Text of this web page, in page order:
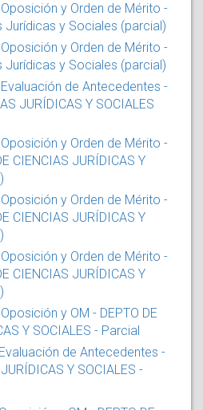
y Orden de Mérito -
Jurídicas y Sociales (parcial)
y Orden de Mérito -
Jurídicas y Sociales (parcial)
de Antecedentes -
JURÍDICAS Y SOCIALES
y Orden de Mérito -
CIENCIAS JURÍDICAS Y
y Orden de Mérito -
CIENCIAS JURÍDICAS Y
y Orden de Mérito -
CIENCIAS JURÍDICAS Y
y OM - DEPTO DE
Y SOCIALES - Parcial
de Antecedentes -
Y SOCIALES -